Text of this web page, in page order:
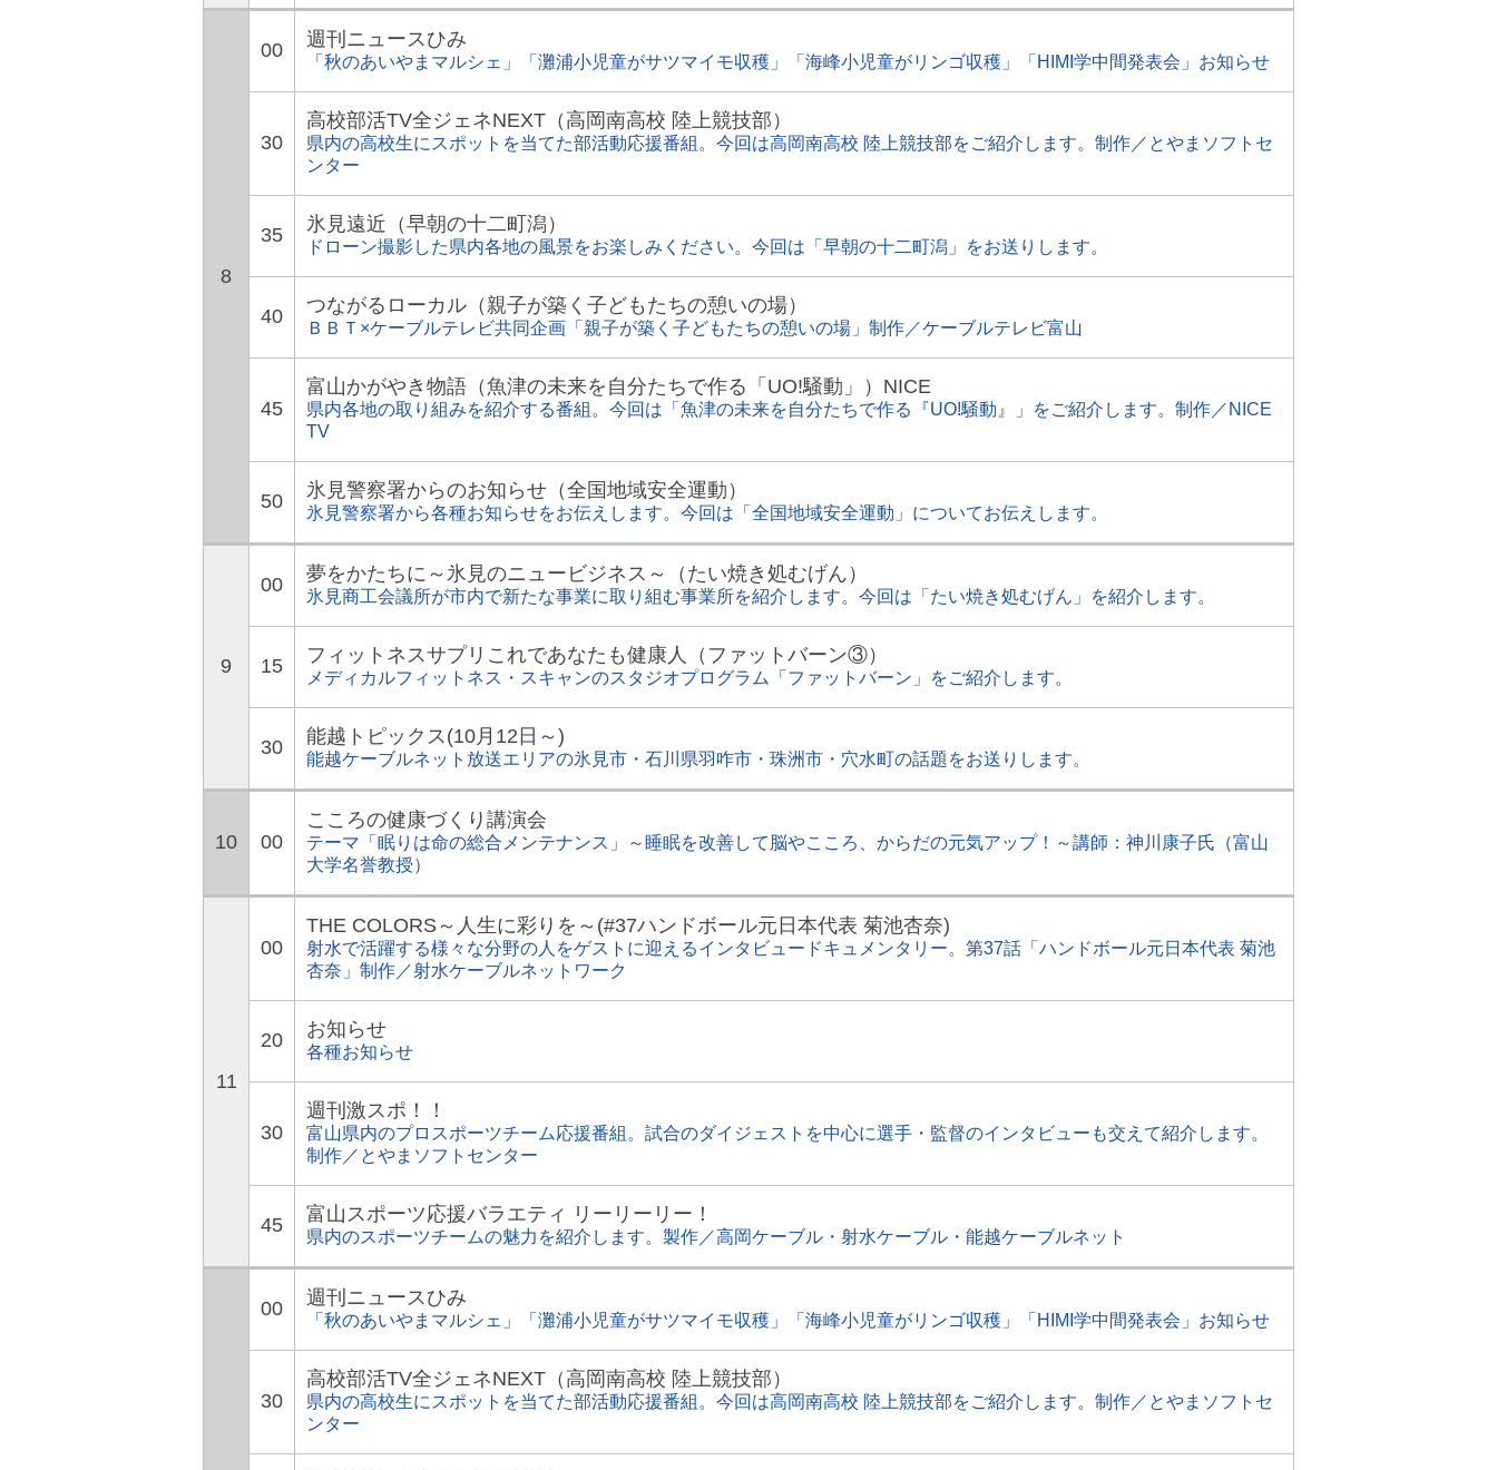
8
00 週刊ニュースひみ
「秋のあいやまマルシェ」「灘浦小児童がサツマイモ収穫」「海峰小児童がリンゴ収穫」「HIMI学中間発表会」お知らせ
30
高校部活TV全ジェネNEXT（高岡南高校 陸上競技部）
県内の高校生にスポットを当てた部活動応援番組。今回は高岡南高校 陸上競技部をご紹介します。制作／とやまソフトセ
ンター
35 氷見遠近（早朝の十二町潟）
ドローン撮影した県内各地の風景をお楽しみください。今回は「早朝の十二町潟」をお送りします。
40 つながるローカル（親子が築く子どもたちの憩いの場）
ＢＢＴ×ケーブルテレビ共同企画「親子が築く子どもたちの憩いの場」制作／ケーブルテレビ富山
45
富山かがやき物語（魚津の未来を自分たちで作る「UO!騒動」）NICE
県内各地の取り組みを紹介する番組。今回は「魚津の未来を自分たちで作る『UO!騒動』」をご紹介します。制作／NICE
TV
50 氷見警察署からのお知らせ（全国地域安全運動）
氷見警察署から各種お知らせをお伝えします。今回は「全国地域安全運動」についてお伝えします。
9
00 夢をかたちに～氷見のニュービジネス～（たい焼き処むげん）
氷見商工会議所が市内で新たな事業に取り組む事業所を紹介します。今回は「たい焼き処むげん」を紹介します。
15 フィットネスサプリこれであなたも健康人（ファットバーン③）
メディカルフィットネス・スキャンのスタジオプログラム「ファットバーン」をご紹介します。
30 能越トピックス(10月12日～)
能越ケーブルネット放送エリアの氷見市・石川県羽咋市・珠洲市・穴水町の話題をお送りします。
10 00
こころの健康づくり講演会
テーマ「眠りは命の総合メンテナンス」～睡眠を改善して脳やこころ、からだの元気アップ！～講師：神川康子氏（富山
大学名誉教授）
11
00
THE COLORS～人生に彩りを～(#37ハンドボール元日本代表 菊池杏奈)
射水で活躍する様々な分野の人をゲストに迎えるインタビュードキュメンタリー。第37話「ハンドボール元日本代表 菊池
杏奈」制作／射水ケーブルネットワーク
20 お知らせ
各種お知らせ
30
週刊激スポ！！
富山県内のプロスポーツチーム応援番組。試合のダイジェストを中心に選手・監督のインタビューも交えて紹介します。
制作／とやまソフトセンター
45 富山スポーツ応援バラエティ リーリーリー！
県内のスポーツチームの魅力を紹介します。製作／高岡ケーブル・射水ケーブル・能越ケーブルネット
00 週刊ニュースひみ
「秋のあいやまマルシェ」「灘浦小児童がサツマイモ収穫」「海峰小児童がリンゴ収穫」「HIMI学中間発表会」お知らせ
30
高校部活TV全ジェネNEXT（高岡南高校 陸上競技部）
県内の高校生にスポットを当てた部活動応援番組。今回は高岡南高校 陸上競技部をご紹介します。制作／とやまソフトセ
ンター